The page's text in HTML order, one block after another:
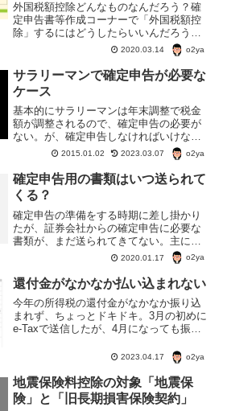
外国税額控除どんなものなんだろう？確
定申告書等作成コーナーで「外国税額控
除」するにはどうしたらいいんだろう？
外国税額控除は外国税をとられている外
国株や投資信託の配当、売買益などにつ
いては対象になる。
2020.03.14 o2ya
サラリーマンで確定申告が必要な
ケース
基本的にサラリーマンは年末調整で税金
額が調整されるので、確定申告の必要が
ない。が、確定申告しなければいけない
人も存在する。サラリーマンでも一定条
件に当てはまる人は確定申告をしないと
いけない。また、確定申告をした方が得
になるという人もいる。
2015.01.02 2023.03.07 o2ya
確定申告用の書類はいつ送られて
くる？
確定申告の準備をする時期に差し掛かり
たが、証券会社からの確定申告に必要な
書類が、まだ送られてきてない。主に、
「特定口座年間取引報告書」とか「支払
通知書」というものだが。いつ送られて
くるんだろう？ これがないと、確定申
告が作れないよ。
2020.01.17 o2ya
還付金がなかなか払い込まれない
今年の所得税の還付金がなかなか振り込
まれず、ちょっとドキドキ。3月の初めに
e-Taxで送信したが、4月になっても振り
るのって、どんな場合なんだろう。何か
確定申告書に問題があったんだろうか？
2023.04.17 o2ya
地震保険料控除の対象「地震保
険」と「旧長期損害保険契約」